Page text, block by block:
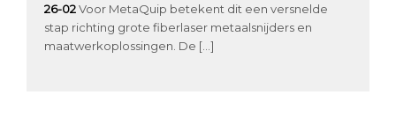
26-02 Voor MetaQuip betekent dit een versnelde
stap richting grote fiberlaser metaalsnijders en
maatwerkoplossingen. De […]